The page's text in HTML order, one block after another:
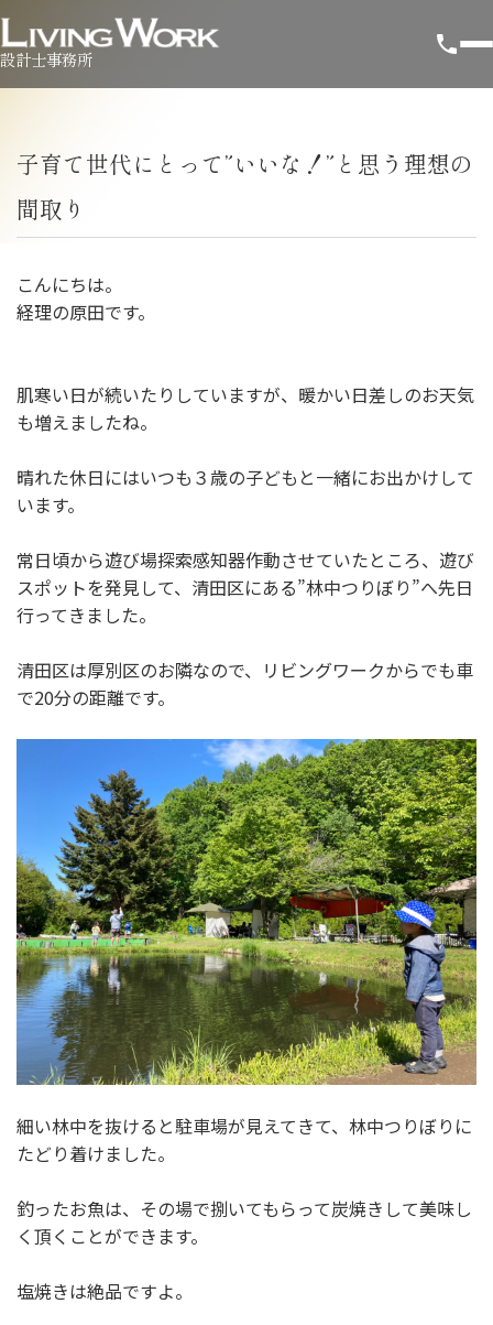
設計士事務所
子育て世代にとって”いいな！”と思う理想の
間取り
こんにちは。
経理の原田です。
肌寒い日が続いたりしていますが、暖かい日差しのお天気
も増えましたね。
晴れた休日にはいつも３歳の子どもと一緒にお出かけして
います。
常日頃から遊び場探索感知器作動させていたところ、遊び
スポットを発見して、清田区にある”林中つりぼり”へ先日
行ってきました。
清田区は厚別区のお隣なので、リビングワークからでも車
で20分の距離です。
細い林中を抜けると駐車場が見えてきて、林中つりぼりに
たどり着けました。
釣ったお魚は、その場で捌いてもらって炭焼きして美味し
く頂くことができます。
塩焼きは絶品ですよ。